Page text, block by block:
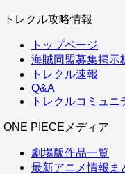
トレクル攻略情報
トップページ
海賊同盟募集掲示
トレクル速報
Q&A
トレクルコミュニ
ONE PIECEメディア
劇場版作品一覧
最新アニメ情報ま